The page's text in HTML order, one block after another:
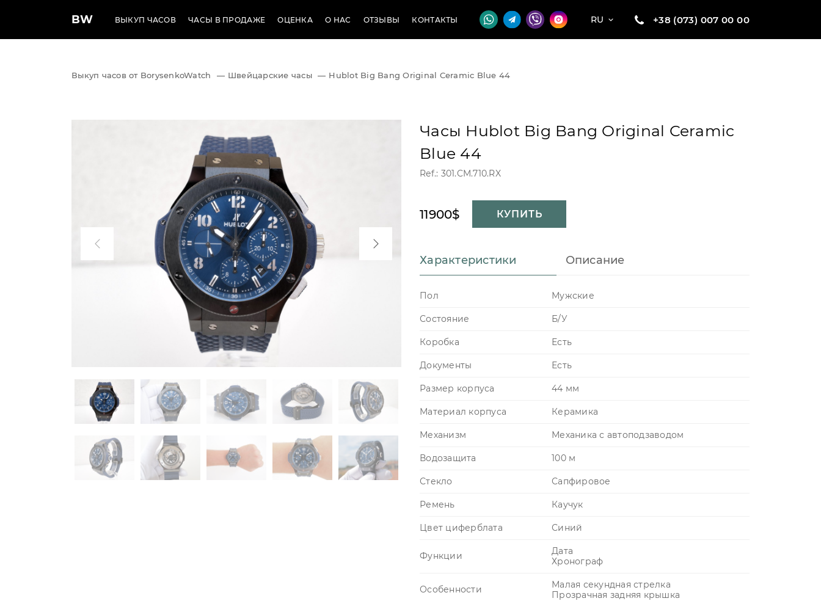
BW ВЫКУП ЧАСОВ ЧАСЫ В ПРОДАЖЕ ОЦЕНКА О НАС ОТЗЫВЫ КОНТАКТЫ RU +38 (073) 007 00 00
Выкуп часов от BorysenkoWatch — Швейцарские часы — Hublot Big Bang Original Ceramic Blue 44
Часы Hublot Big Bang Original Ceramic
Blue 44
Ref.: 301.CM.710.RX
11900$ КУПИТЬ
Характеристики Описание
Пол Мужские
Состояние Б/У
Коробка Есть
Документы Есть
Размер корпуса 44 мм
Материал корпуса Керамика
Механизм Механика с автоподзаводом
Водозащита 100 м
Стекло Сапфировое
Ремень Каучук
Цвет циферблата Синий
Функции
Дата
Хронограф
Особенности
Малая секундная стрелка
Прозрачная задняя крышка